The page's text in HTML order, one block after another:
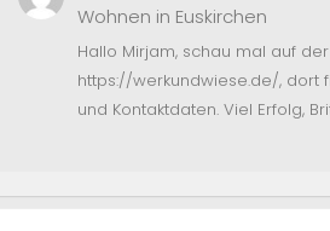
Wohnen in Euskirchen
Hallo Mirjam, schau mal auf
https://werkundwiese.de/, dort
und Kontaktdaten. Viel Erfolg,